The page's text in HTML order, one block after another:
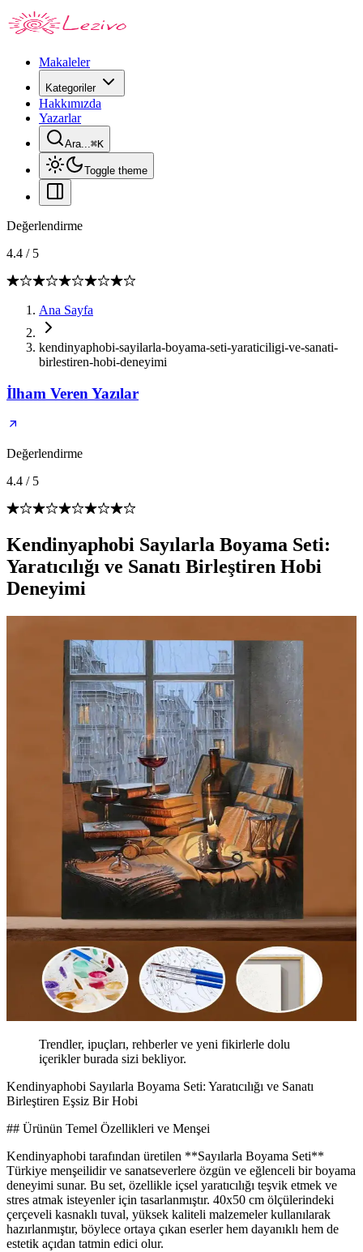
Makaleler
Kategoriler
Hakkımızda
Yazarlar
Ara...⌘K
Toggle theme
Değerlendirme
4.4 / 5
Ana Sayfa
kendinyaphobi-sayilarla-boyama-seti-yaraticiligi-ve-sanati-
birlestiren-hobi-deneyimi
İlham Veren Yazılar
Değerlendirme
4.4 / 5
Kendinyaphobi Sayılarla Boyama Seti:
Yaratıcılığı ve Sanatı Birleştiren Hobi
Deneyimi
Trendler, ipuçları, rehberler ve yeni fikirlerle dolu
içerikler burada sizi bekliyor.
Kendinyaphobi Sayılarla Boyama Seti: Yaratıcılığı ve Sanatı
Birleştiren Eşsiz Bir Hobi
## Ürünün Temel Özellikleri ve Menşei
Kendinyaphobi tarafından üretilen **Sayılarla Boyama Seti**
Türkiye menşeilidir ve sanatseverlere özgün ve eğlenceli bir boyama
deneyimi sunar. Bu set, özellikle içsel yaratıcılığı teşvik etmek ve
stres atmak isteyenler için tasarlanmıştır. 40x50 cm ölçülerindeki
çerçeveli kasnaklı tuval, yüksek kaliteli malzemeler kullanılarak
hazırlanmıştır, böylece ortaya çıkan eserler hem dayanıklı hem de
estetik açıdan tatmin edici olur.